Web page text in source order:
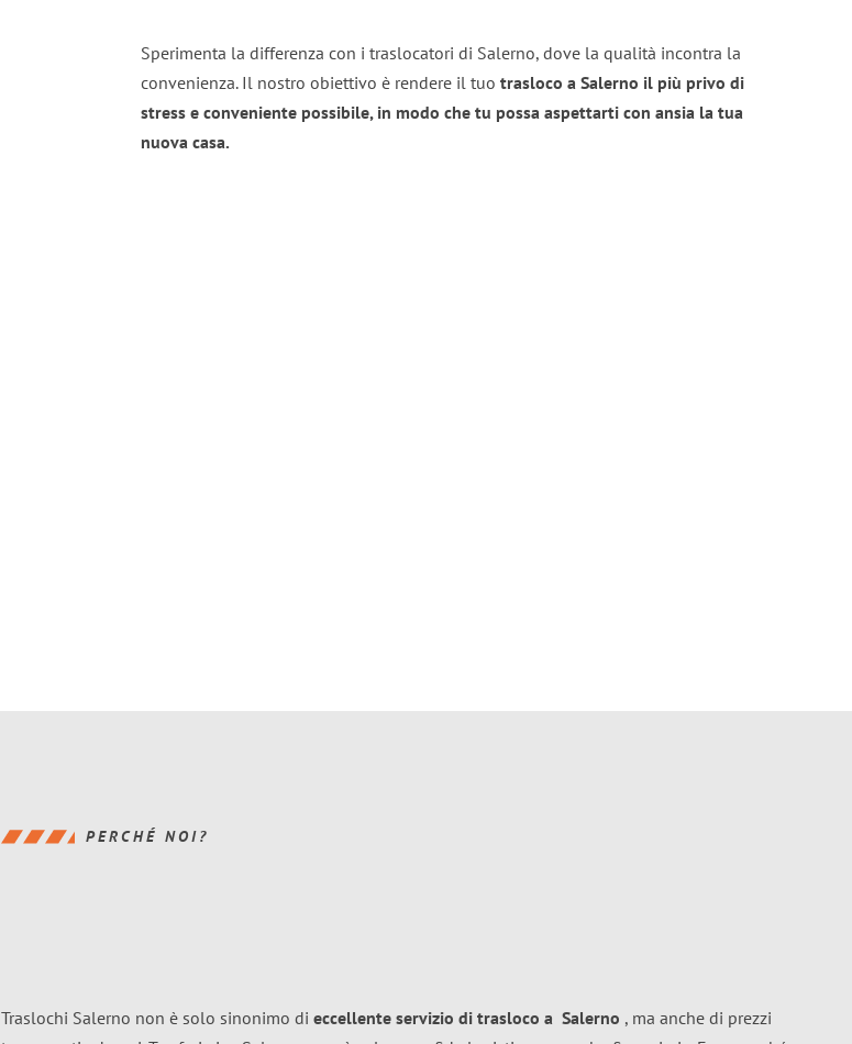
Sperimenta la differenza con i traslocatori di Salerno, dove la qualità incontra la
convenienza. Il nostro obiettivo è rendere il tuo trasloco a Salerno il più privo di
stress e conveniente possibile, in modo che tu possa aspettarti con ansia la tua
nuova casa.
PERCHÉ NOI?
Traslochi Salerno non è solo sinonimo di eccellente servizio di trasloco a Salerno , ma anche di prezzi